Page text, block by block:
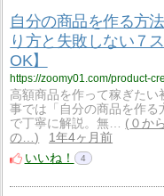
自分の商品を作る方
り方と失敗しない７
OK】
https://zoomy01.com/product-
高額商品を作って稼ぎたい
事では「自分の商品を作る
で丁寧に解説。無…
０か
の…
1年4ヶ月前
いいね！
4